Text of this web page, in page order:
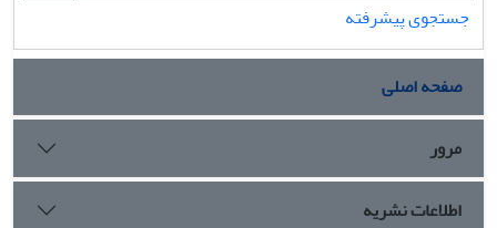
جستجوی پیشرفته
صفحه اصلی
مرور
اطلاعات نشریه